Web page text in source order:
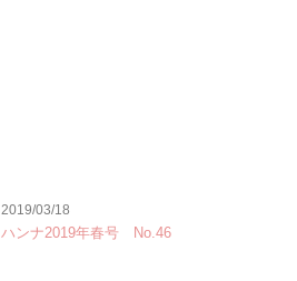
2019/03/18
ハンナ2019年春号 No.46